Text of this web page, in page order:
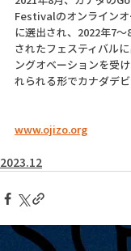
Festivalのオンライン
に選出され、2022年7
されたフェスティバル
ングオベーションを受
れられる形でカナダデビ
www.ojizo.org
2023.12